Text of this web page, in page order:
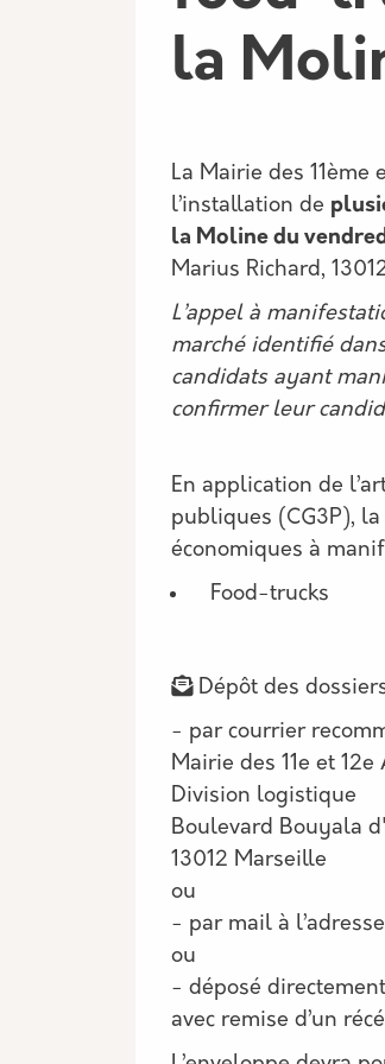
la
La Mairie des
l’installation de
la Moline du
Marius Richard,
L’appel à
marché identifié
candidats ayant
confirmer leur
En application de
publiques (CG3P),
économiques à
Food-trucks
Dépôt des
- par courrier
Mairie des 11e et
Division logistique
Boulevard Bouyala
13012 Marseille
ou
- par mail à
ou
- déposé
avec remise d’un